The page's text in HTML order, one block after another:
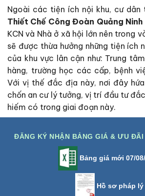
Ngoài các tiện ích nội khu, cư dân
Thiết Chế Công Đoàn Quảng Ninh
KCN và Nhà ở xã hội lớn nên trong
sẽ được thừa hưởng những tiện ích
của khu vực lân cận như: Trung
hàng, trường học các cấp, bệnh
Với vị thế đắc địa này, nơi đây
chốn an cư lý tưởng, vị trí đầu tư
hiếm có trong giai đoạn này.
ĐĂNG KÝ NHẬN BẢNG GIÁ & ƯU
Bảng giá mới 07/
Hồ sơ pháp lý